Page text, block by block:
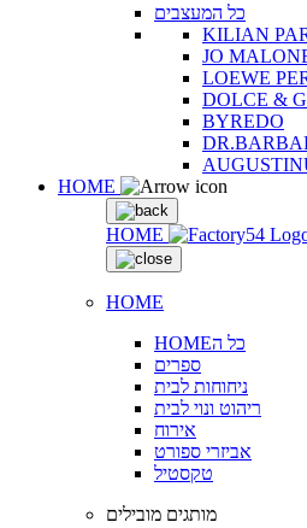
כל המעצבים
KILIAN
JO
LOEWE
DOLCE &
BYREDO
HOME
HOME
HOME
HOMEכל ה
ספרים
ניחוחות לבית
ריהוט ונוי לבית
אירוח
אביזרי ספורט
טקסטיל
מותגים מובילים